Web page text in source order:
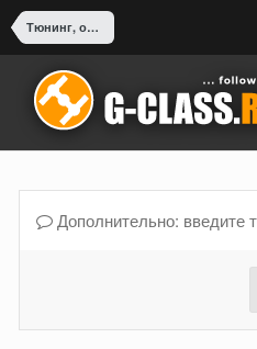
Тюнинг, оснащение, доработка G-Class
Дополнительно: введите